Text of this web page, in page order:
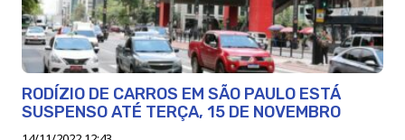
RODÍZIO DE CARROS EM SÃO PAULO ESTÁ
SUSPENSO ATÉ TERÇA, 15 DE NOVEMBRO